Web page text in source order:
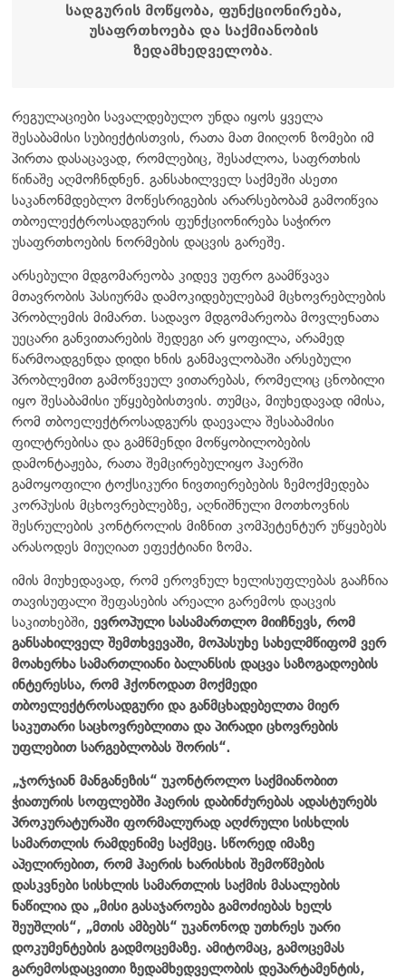
სადგურის მოწყობა, ფუნქციონირება,
უსაფრთხოება და საქმიანობის
ზედამხედველობა.
რეგულაციები სავალდებულო უნდა იყოს ყველა
შესაბამისი სუბიექტისთვის, რათა მათ მიიღონ ზომები იმ
პირთა დასაცავად, რომლებიც, შესაძლოა, საფრთხის
წინაშე აღმოჩნდნენ. განსახილველ საქმეში ასეთი
საკანონმდებლო მოწესრიგების არარსებობამ გამოიწვია
თბოელექტროსადგურის ფუნქციონირება საჭირო
უსაფრთხოების ნორმების დაცვის გარეშე.
არსებული მდგომარეობა კიდევ უფრო გაამწვავა
მთავრობის პასიურმა დამოკიდებულებამ მცხოვრებლების
პრობლემის მიმართ. სადავო მდგომარეობა მოვლენათა
უეცარი განვითარების შედეგი არ ყოფილა, არამედ
წარმოადგენდა დიდი ხნის განმავლობაში არსებული
პრობლემით გამოწვეულ ვითარებას, რომელიც ცნობილი
იყო შესაბამისი უწყებებისთვის. თუმცა, მიუხედავად იმისა,
რომ თბოელექტროსადგურს დაევალა შესაბამისი
ფილტრებისა და გამწმენდი მოწყობილობების
დამონტაჟება, რათა შემცირებულიყო ჰაერში
გამოყოფილი ტოქსიკური ნივთიერებების ზემოქმედება
კორპუსის მცხოვრებლებზე, აღნიშნული მოთხოვნის
შესრულების კონტროლის მიზნით კომპეტენტურ უწყებებს
არასოდეს მიუღიათ ეფექტიანი ზომა.
იმის მიუხედავად, რომ ეროვნულ ხელისუფლებას გააჩნია
თავისუფალი შეფასების არეალი გარემოს დაცვის
საკითხებში, ევროპული სასამართლო მიიჩნევს, რომ
განსახილველ შემთხვევაში, მოპასუხე სახელმწიფომ ვერ
მოახერხა სამართლიანი ბალანსის დაცვა საზოგადოების
ინტერესსა, რომ ჰქონოდათ მოქმედი
თბოელექტროსადგური და განმცხადებელთა მიერ
საკუთარი საცხოვრებლითა და პირადი ცხოვრების
უფლებით სარგებლობას შორის“.
„ჯორჯიან მანგანეზის“ უკონტროლო საქმიანობით
ჭიათურის სოფლებში ჰაერის დაბინძურებას ადასტურებს
პროკურატურაში ფორმალურად აღძრული სისხლის
სამართლის რამდენიმე საქმეც. სწორედ იმაზე
აპელირებით, რომ ჰაერის ხარისხის შემოწმების
დასკვნები სისხლის სამართლის საქმის მასალების
ნაწილია და „მისი გასაჯაროება გამოძიებას ხელს
შეუშლის“, „მთის ამბებს“ უკანონოდ უთხრეს უარი
დოკუმენტების გადმოცემაზე. ამიტომაც, გამოცემას
გარემოსდაცვითი ზედამხედველობის დეპარტამენტის,